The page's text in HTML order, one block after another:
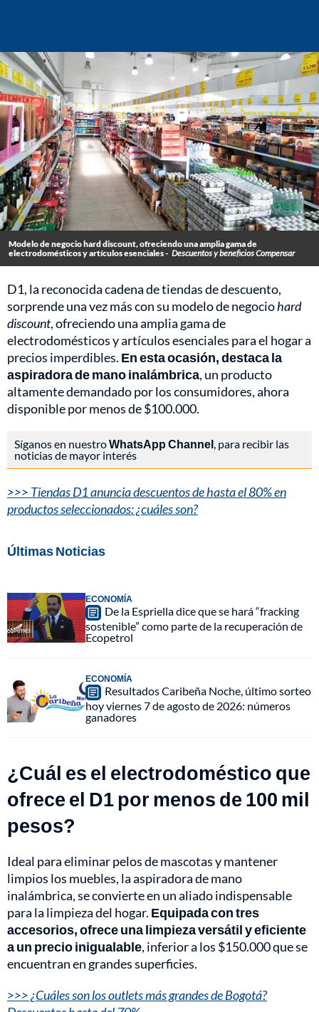
Modelo de negocio hard discount, ofreciendo una amplia gama de
electrodomésticos y artículos esenciales - Descuentos y beneficios Compensar
D1, la reconocida cadena de tiendas de descuento,
sorprende una vez más con su modelo de negociohard
discount, ofreciendo una amplia gama de
electrodomésticos y artículos esenciales para el hogar a
precios imperdibles. En esta ocasión, destaca la
aspiradora de mano inalámbrica, un producto
altamente demandado por los consumidores, ahora
disponible por menos de $100.000.
Síganos en nuestroWhatsApp Channel, para recibir las
noticias de mayor interés
>>> Tiendas D1 anuncia descuentos de hasta el 80% en
productos seleccionados: ¿cuáles son?
Últimas Noticias
ECONOMÍA
De la Espriella dice que se hará “fracking
sostenible” como parte de la recuperación de
Ecopetrol
ECONOMÍA
Resultados Caribeña Noche, último sorteo
hoy viernes 7 de agosto de 2026: números
ganadores
¿Cuál es el electrodoméstico que
ofrece el D1 por menos de 100 mil
pesos?
Ideal para eliminar pelos de mascotas y mantener
limpios los muebles, la aspiradora de mano
inalámbrica, se convierte en un aliado indispensable
para la limpieza del hogar. Equipada con tres
accesorios, ofrece una limpieza versátil y eficiente
a un precio inigualable, inferior a los $150.000 que se
encuentran en grandes superficies.
>>> ¿Cuáles son los outlets más grandes de Bogotá?